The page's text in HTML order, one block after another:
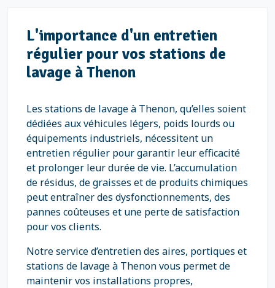
L'importance d'un entretien
régulier pour vos stations de
lavage à Thenon
Les stations de lavage à Thenon, qu’elles soient
dédiées aux véhicules légers, poids lourds ou
équipements industriels, nécessitent un
entretien régulier pour garantir leur efficacité
et prolonger leur durée de vie. L’accumulation
de résidus, de graisses et de produits chimiques
peut entraîner des dysfonctionnements, des
pannes coûteuses et une perte de satisfaction
pour vos clients.
Notre service d’entretien des aires, portiques et
stations de lavage à Thenon vous permet de
maintenir vos installations propres,